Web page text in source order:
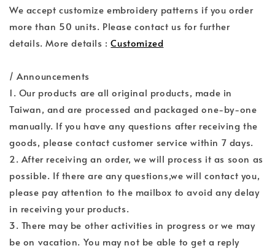
We accept customize embroidery patterns if you order
more than 50 units. Please contact us for further
details. More details :Customized
/ Announcements
1. Our products are all original products, made in
Taiwan, and are processed and packaged one-by-one
manually. If you have any questions after receiving the
goods, please contact customer service within 7 days.
2. After receiving an order, we will process it as soon as
possible. If there are any questions,we will contact you,
please pay attention to the mailbox to avoid any delay
in receiving your products.
3. There may be other activities in progress or we may
be on vacation. You may not be able to get a reply